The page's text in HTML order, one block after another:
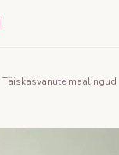
Täiskasvanute maalingud